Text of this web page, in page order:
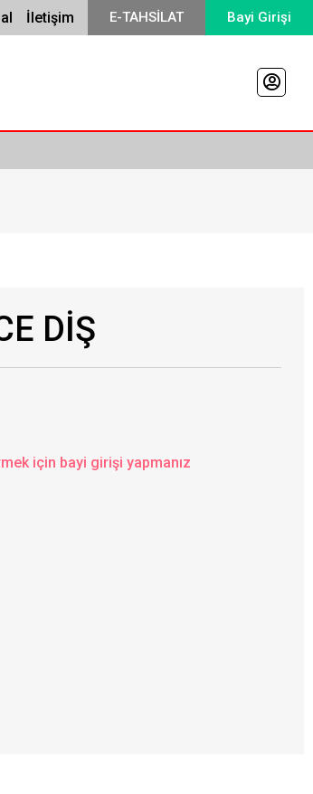
İletişim E-TAHSİLAT Bayi Girişi
DİŞ
için bayi girişi yapmanız